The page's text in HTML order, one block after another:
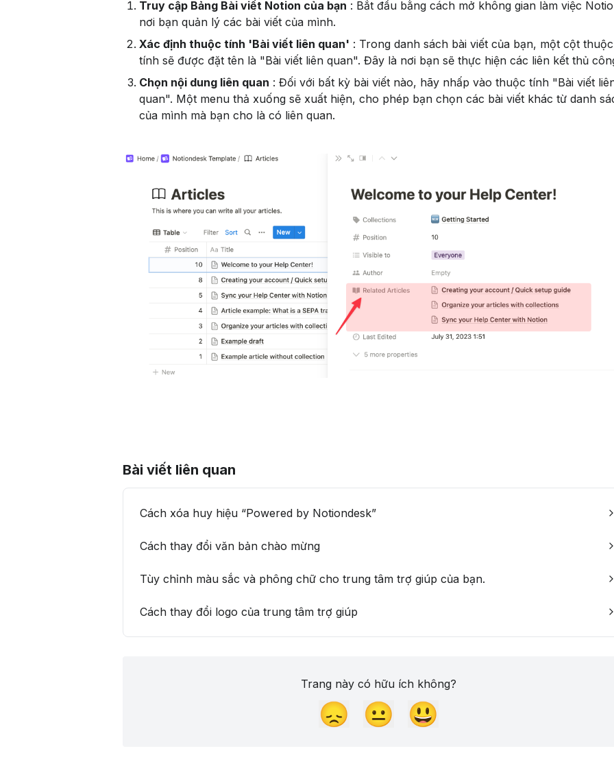
Truy cập Bảng Bài viết Notion của bạn : Bắt đầu bằng cách mở không gian làm việc
nơi bạn quản lý các bài viết của mình.
Xác định thuộc tính 'Bài viết liên quan' : Trong danh sách bài viết của bạn, một cột thuộc
tính sẽ được đặt tên là "Bài viết liên quan". Đây là nơi bạn sẽ thực hiện các liên kết thủ
Chọn nội dung liên quan : Đối với bất kỳ bài viết nào, hãy nhấp vào thuộc tính "Bài viết
quan". Một menu thả xuống sẽ xuất hiện, cho phép bạn chọn các bài viết khác từ danh
của mình mà bạn cho là có liên quan.
Bài viết liên quan
Cách xóa huy hiệu “Powered by Notiondesk”
Cách thay đổi văn bản chào mừng
Tùy chỉnh màu sắc và phông chữ cho trung tâm trợ giúp của bạn.
Cách thay đổi logo của trung tâm trợ giúp
Trang này có hữu ích không?
😞 😐 😃